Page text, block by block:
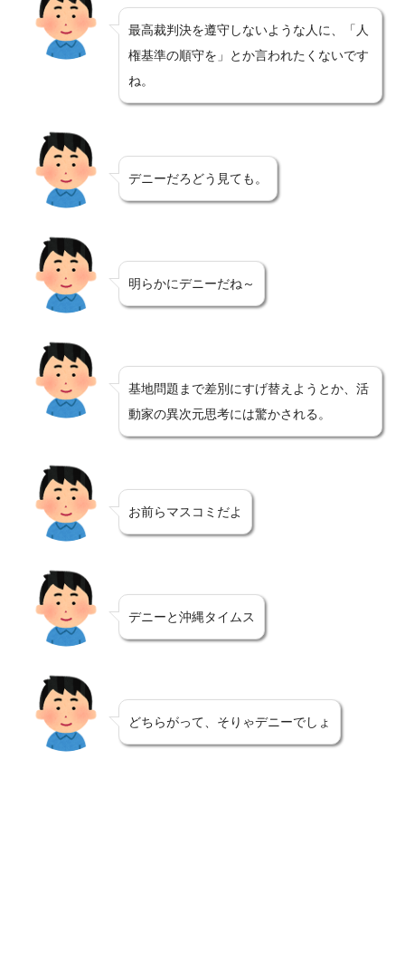
最高裁判決を遵守しないような人に、「人
権基準の順守を」とか言われたくないです
ね。
デニーだろどう見ても。
明らかにデニーだね～
基地問題まで差別にすげ替えようとか、活
動家の異次元思考には驚かされる。
お前らマスコミだよ
デニーと沖縄タイムス
どちらがって、そりゃデニーでしょ